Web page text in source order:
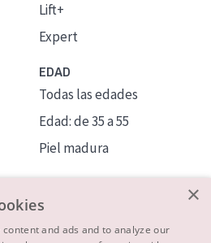
Lift+
Expert
EDAD
Todas las edades
Edad: de 35 a 55
Piel madura
×
and ads and to analyze our